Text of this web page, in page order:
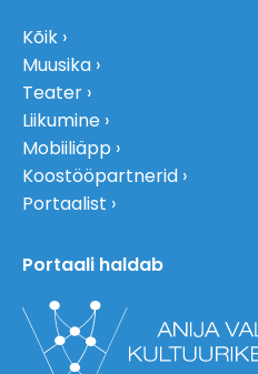
Kõik
Muusika
Teater
Liikumine
Mobiiliäpp
Koostööpartnerid
Portaalist
Portaali haldab